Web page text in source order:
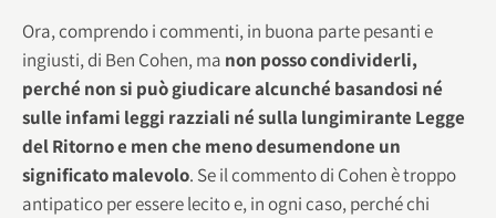
Ora, comprendo i commenti, in buona parte pesanti e
ingiusti, di Ben Cohen, ma non posso condividerli,
perché non si può giudicare alcunché basandosi né
sulle infami leggi razziali né sulla lungimirante Legge
del Ritorno e men che meno desumendone un
significato malevolo. Se il commento di Cohen è troppo
antipatico per essere lecito e, in ogni caso, perché chi